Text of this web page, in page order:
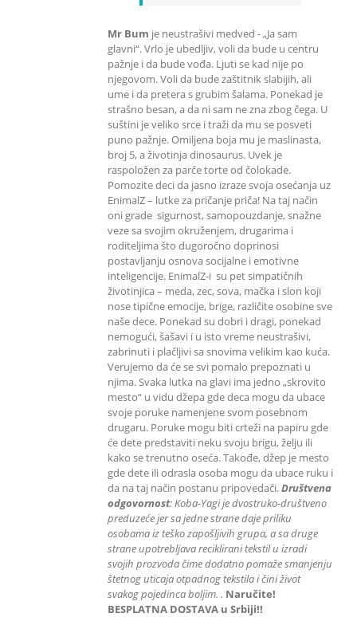
Mr Bum je neustrašivi medved - „Ja sam
glavni“. Vrlo je ubedljiv, voli da bude u centru
pažnje i da bude vođa. Ljuti se kad nije po
njegovom. Voli da bude zaštitnik slabijih, ali
ume i da pretera s grubim šalama. Ponekad je
strašno besan, a da ni sam ne zna zbog čega. U
suštini je veliko srce i traži da mu se posveti
puno pažnje. Omiljena boja mu je maslinasta,
broj 5, a životinja dinosaurus. Uvek je
raspoložen za parče torte od čolokade.
Pomozite deci da jasno izraze svoja osećanja uz
EnimalZ – lutke za pričanje priča! Na taj način
oni grade sigurnost, samopouzdanje, snažne
veze sa svojim okruženjem, drugarima i
roditeljima što dugoročno doprinosi
postavljanju osnova socijalne i emotivne
inteligencije. EnimalZ-i su pet simpatičnih
životinjica – meda, zec, sova, mačka i slon koji
nose tipične emocije, brige, različite osobine sve
naše dece. Ponekad su dobri i dragi, ponekad
nemogući, šašavi i u isto vreme neustrašivi,
zabrinuti i plačljivi sa snovima velikim kao kuća.
Verujemo da će se svi pomalo prepoznati u
njima. Svaka lutka na glavi ima jedno „skrovito
mesto“ u vidu džepa gde deca mogu da ubace
svoje poruke namenjene svom posebnom
drugaru. Poruke mogu biti crteži na papiru gde
će dete predstaviti neku svoju brigu, želju ili
kako se trenutno oseća. Takođe, džep je mesto
gde dete ili odrasla osoba mogu da ubace ruku i
da na taj način postanu pripovedači.Društvena
odgovornost: Koba-Yagi je dvostruko-društveno
preduzeće jer sa jedne strane daje priliku
osobama iz teško zapošljivih grupa, a sa druge
strane upotrebljava reciklirani tekstil u izradi
svojih prozvoda čime dodatno pomaže smanjenju
štetnog uticaja otpadnog tekstila i čini život
svakog pojedinca boljim. . Naručite!
BESPLATNA DOSTAVA u Srbiji!!